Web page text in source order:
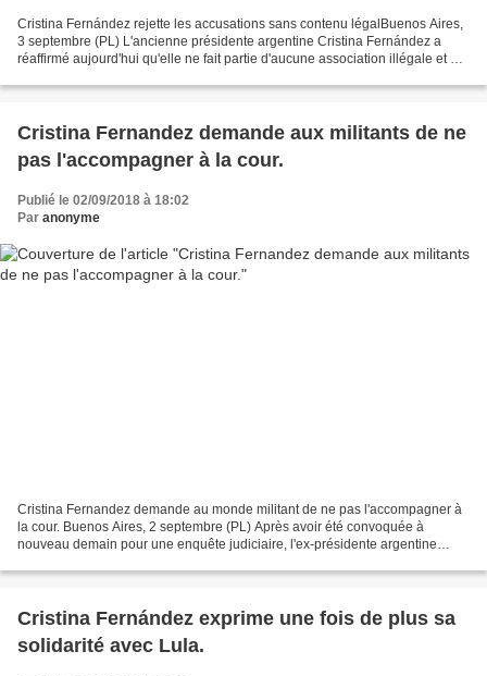
Cristina Fernández rejette les accusations sans contenu légalBuenos Aires,
3 septembre (PL) L'ancienne présidente argentine Cristina Fernández a
réaffirmé aujourd'hui qu'elle ne fait partie d'aucune association illégale et n'a
Cristina Fernandez demande aux militants de ne
pas l'accompagner à la cour.
Publié le 02/09/2018 à 18:02
Par anonyme
Cristina Fernandez demande au monde militant de ne pas l'accompagner à
la cour. Buenos Aires, 2 septembre (PL) Après avoir été convoquée à
nouveau demain pour une enquête judiciaire, l'ex-présidente argentine
Cristina Fernández exprime une fois de plus sa
solidarité avec Lula.